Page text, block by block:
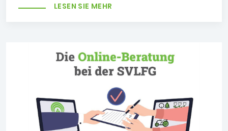
LESEN SIE MEHR